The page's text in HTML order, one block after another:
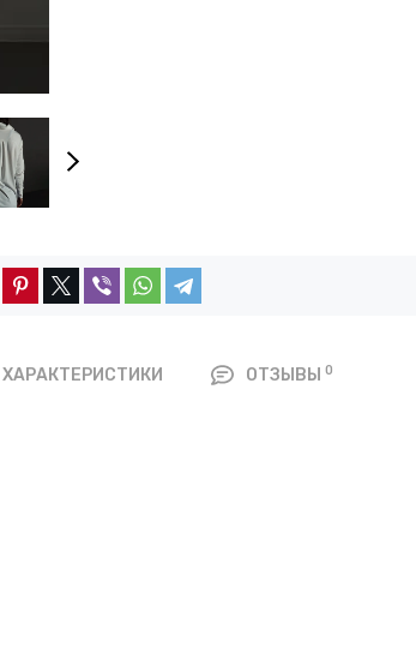
ХАРАКТЕРИСТИКИ ОТЗЫВЫ0